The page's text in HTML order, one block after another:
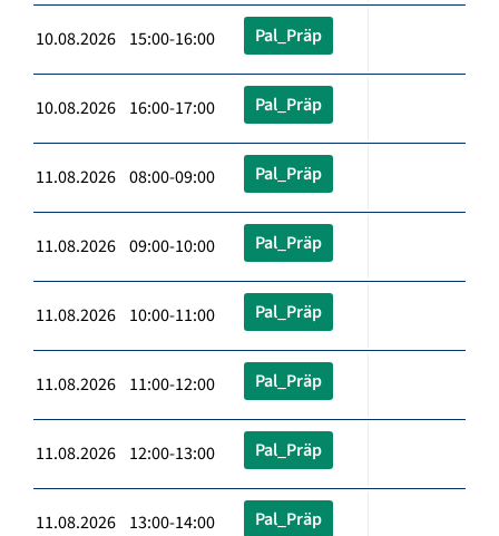
10.08.2026 15:00-16:00 Pal_Präp
10.08.2026 16:00-17:00 Pal_Präp
11.08.2026 08:00-09:00 Pal_Präp
11.08.2026 09:00-10:00 Pal_Präp
11.08.2026 10:00-11:00 Pal_Präp
11.08.2026 11:00-12:00 Pal_Präp
11.08.2026 12:00-13:00 Pal_Präp
11.08.2026 13:00-14:00 Pal_Präp